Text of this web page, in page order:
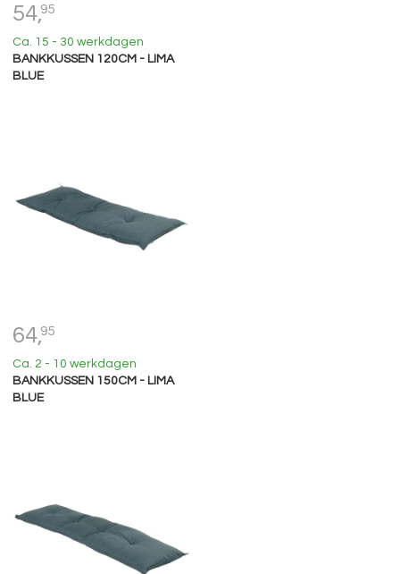
54,95
Ca. 15 - 30 werkdagen
BANKKUSSEN 120CM - LIMA
BLUE
64,95
Ca. 2 - 10 werkdagen
BANKKUSSEN 150CM - LIMA
BLUE